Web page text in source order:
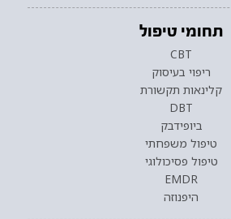
תחומי טיפול
CBT
ריפוי בעיסוק
קלינאות תקשורת
DBT
ביופידבק
טיפול משפחתי
טיפול פסיכולוגי
EMDR
היפנוזה